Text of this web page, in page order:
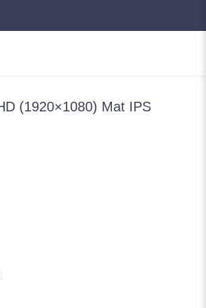
(1920×1080) Mat IPS